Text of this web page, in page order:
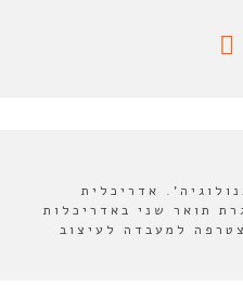
אדריכלית
(1993), בוגרת תואר שני באדריכלות
למעבדה לעיצוב